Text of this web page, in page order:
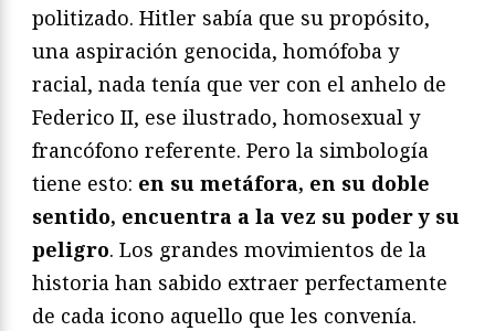
politizado. Hitler sabía que su propósito,
una aspiración genocida, homófoba y
racial, nada tenía que ver con el anhelo de
Federico II, ese ilustrado, homosexual y
francófono referente. Pero la simbología
tiene esto: en su metáfora, en su doble
sentido, encuentra a la vez su poder y su
peligro. Los grandes movimientos de la
historia han sabido extraer perfectamente
de cada icono aquello que les convenía.